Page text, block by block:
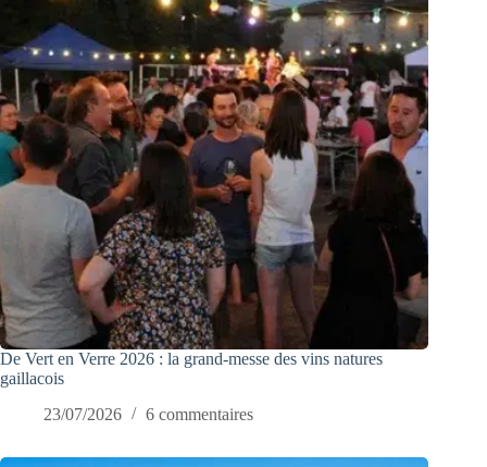
De Vert en Verre 2026 : la grand-messe des vins natures
gaillacois
23/07/2026
6 commentaires